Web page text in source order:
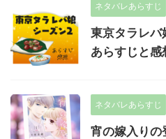
ネタバレあらすじ
東京タラレ
あらすじと
ネタバレあらすじ
宵の嫁入りの